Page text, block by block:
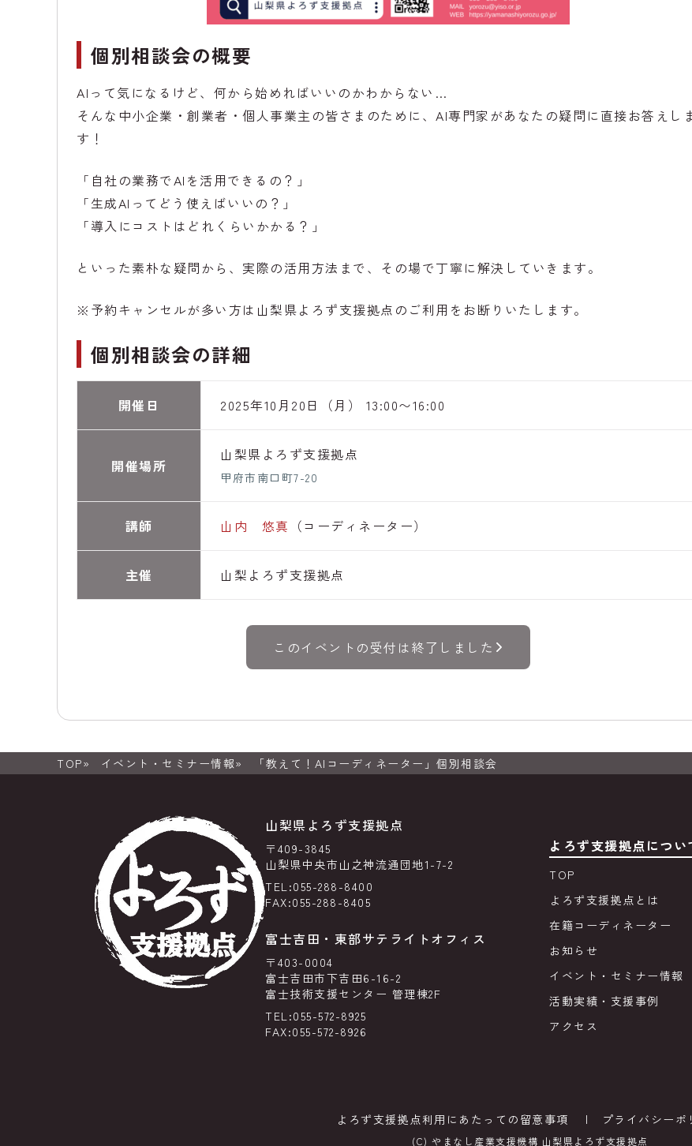
個別相談会の概要
AIって気になるけど、何から始めればいいのかわからない…
そんな中小企業・創業者・個人事業主の皆さまのために、AI専門家があなたの疑問に直接お答えし
す！
「自社の業務でAIを活用できるの？」
「生成AIってどう使えばいいの？」
「導入にコストはどれくらいかかる？」
といった素朴な疑問から、実際の活用方法まで、その場で丁寧に解決していきます。
※予約キャンセルが多い方は山梨県よろず支援拠点のご利用をお断りいたします。
個別相談会の詳細
開催日 2025年10月20日（月） 13:00〜16:00
開催場所
山梨県よろず支援拠点
甲府市南口町7-20
講師 山内 悠真 （コーディネーター）
主催 山梨よろず支援拠点
このイベントの受付は終了しました
TOP イベント・セミナー情報 「教えて！AIコーディネーター」個別相談会
山梨県よろず支援拠点
〒409-3845
山梨県中央市山之神流通団地1-7-2
TEL:055-288-8400
FAX:055-288-8405
富士吉田・東部サテライトオフィス
〒403-0004
富士吉田市下吉田6-16-2
富士技術支援センター 管理棟2F
TEL:055-572-8925
FAX:055-572-8926
よろず支援拠点につい
TOP
よろず支援拠点とは
在籍コーディネーター
お知らせ
イベント・セミナー情報
活動実績・支援事例
アクセス
よろず支援拠点利用にあたっての留意事項 プライバシーポ
(C) やまなし産業支援機構 山梨県よろず支援拠点